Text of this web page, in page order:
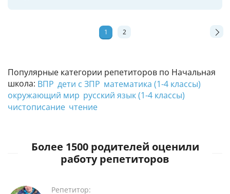
Популярные категории репетиторов по Начальная
школа: ВПР дети с ЗПР математика (1-4 классы)
окружающий мир русский язык (1-4 классы)
чистописание чтение
1 2
Более 1500 родителей оценили
работу репетиторов
Репетитор: